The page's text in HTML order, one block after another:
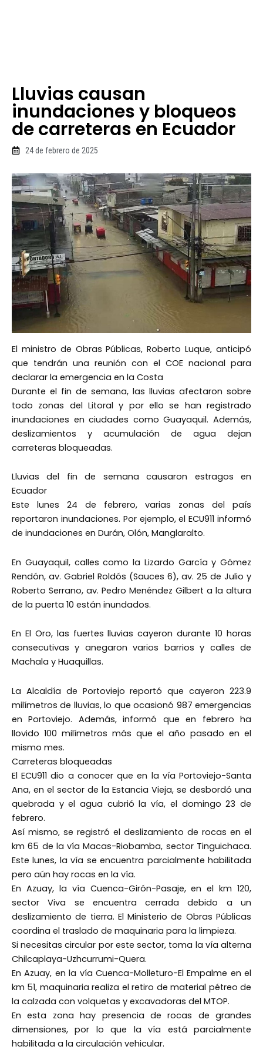
Lluvias causan
inundaciones y bloqueos
de carreteras en Ecuador
24 de febrero de 2025
El ministro de Obras Públicas, Roberto Luque, anticipó
que tendrán una reunión con el COE nacional para
declarar la emergencia en la Costa
Durante el fin de semana, las lluvias afectaron sobre
todo zonas del Litoral y por ello se han registrado
inundaciones en ciudades como Guayaquil. Además,
deslizamientos y acumulación de agua dejan
carreteras bloqueadas.
Lluvias del fin de semana causaron estragos en
Ecuador
Este lunes 24 de febrero, varias zonas del país
reportaron inundaciones. Por ejemplo, el ECU911 informó
de inundaciones en Durán, Olón, Manglaralto.
En Guayaquil, calles como la Lizardo García y Gómez
Rendón, av. Gabriel Roldós (Sauces 6), av. 25 de Julio y
Roberto Serrano, av. Pedro Menéndez Gilbert a la altura
de la puerta 10 están inundados.
En El Oro, las fuertes lluvias cayeron durante 10 horas
consecutivas y anegaron varios barrios y calles de
Machala y Huaquillas.
La Alcaldía de Portoviejo reportó que cayeron 223.9
milímetros de lluvias, lo que ocasionó 987 emergencias
en Portoviejo. Además, informó que en febrero ha
llovido 100 milímetros más que el año pasado en el
mismo mes.
Carreteras bloqueadas
El ECU911 dio a conocer que en la vía Portoviejo-Santa
Ana, en el sector de la Estancia Vieja, se desbordó una
quebrada y el agua cubrió la vía, el domingo 23 de
febrero.
Así mismo, se registró el deslizamiento de rocas en el
km 65 de la vía Macas-Riobamba, sector Tinguichaca.
Este lunes, la vía se encuentra parcialmente habilitada
pero aún hay rocas en la vía.
En Azuay, la vía Cuenca-Girón-Pasaje, en el km 120,
sector Viva se encuentra cerrada debido a un
deslizamiento de tierra. El Ministerio de Obras Públicas
coordina el traslado de maquinaria para la limpieza.
Si necesitas circular por este sector, toma la vía alterna
Chilcaplaya-Uzhcurrumi-Quera.
En Azuay, en la vía Cuenca-Molleturo-El Empalme en el
km 51, maquinaria realiza el retiro de material pétreo de
la calzada con volquetas y excavadoras del MTOP.
En esta zona hay presencia de rocas de grandes
dimensiones, por lo que la vía está parcialmente
habilitada a la circulación vehicular.